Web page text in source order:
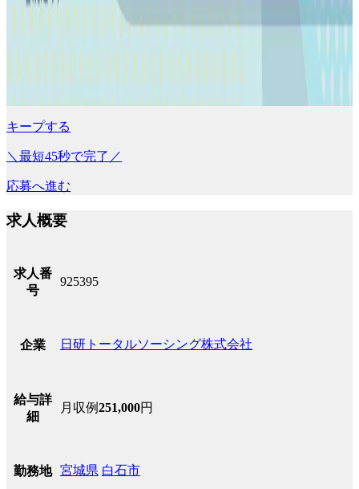
キープする
＼最短45秒で完了／
応募へ進む
求人概要
求人番
号
925395
企業 日研トータルソーシング株式会社
給与詳
細
月収例251,000円
勤務地 宮城県 白石市